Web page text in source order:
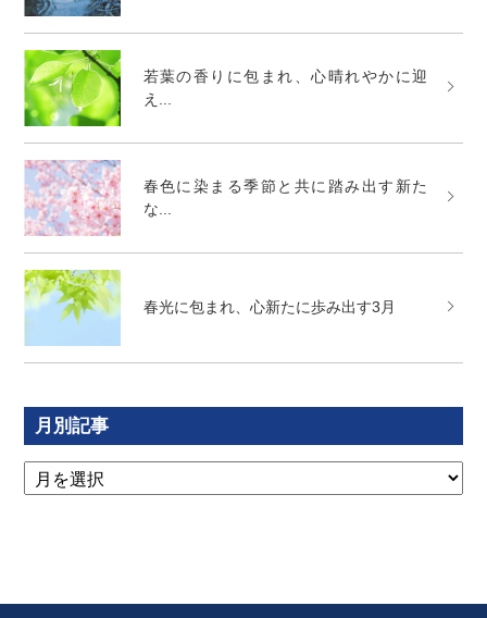
若葉の香りに包まれ、心晴れやかに迎
え...
春色に染まる季節と共に踏み出す新た
な...
春光に包まれ、心新たに歩み出す3月
月別記事